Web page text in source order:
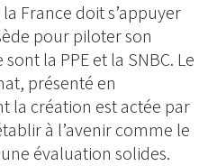
France doit s’appuyer
pour piloter son
la PPE et la SNBC. Le
présenté en
la création est actée par
à l’avenir comme le
évaluation solides.